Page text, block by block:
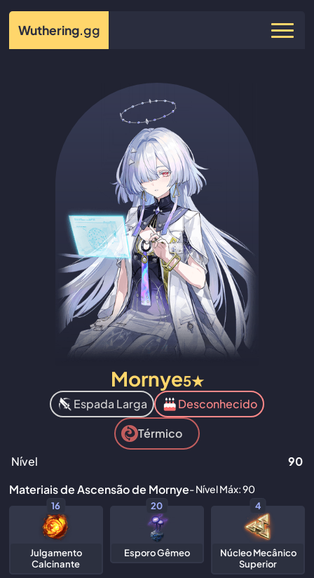
Wuthering.gg
Mornye5★
Espada Larga
Desconhecido
Térmico
Nível
90
Materiais de Ascensão de Mornye- Nível Máx: 90
Julgamento
Calcinante
16
Esporo Gêmeo
20
Núcleo Mecânico
Superior
4